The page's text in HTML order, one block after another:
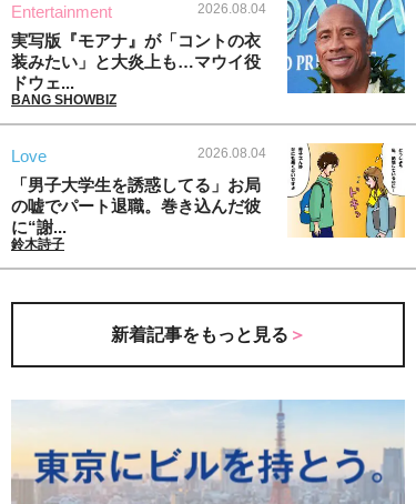
Entertainment 2026.08.04
実写版『モアナ』が「コントの衣
装みたい」と大炎上も…マウイ役
ドウェ...
BANG SHOWBIZ
Love 2026.08.04
「男子大学生を誘惑してる」お局
の嘘でパート退職。巻き込んだ彼
に“謝...
鈴木詩子
新着記事をもっと見る